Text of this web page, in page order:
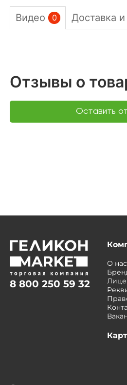
Видео 0 Доставка и
Отзывы о
Оставить
8 800 250 59 32
О нас